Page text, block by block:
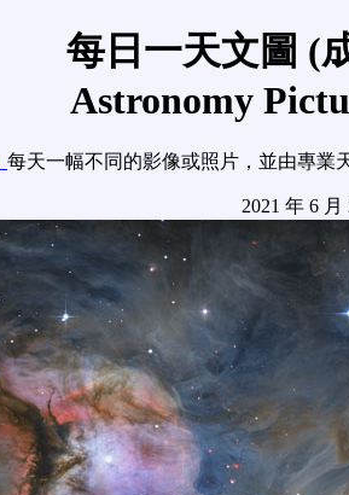
每日一天文圖 (
Astronomy
每天一幅不同的影像或照片，並由專業
2021 年 6 月